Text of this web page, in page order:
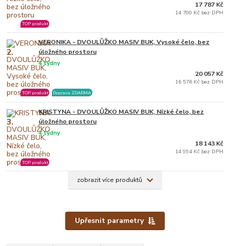
TOP produkt
17 787 Kč
14 700 Kč bez DPH
2.
VERONIKA - DVOULŮŽKO MASIV BUK, Vysoké čelo, bez
úložného prostoru
4 týdny
TOP produkt Doprava ZDARMA
20 057 Kč
16 576 Kč bez DPH
3.
KRISTYNA - DVOULŮŽKO MASIV BUK, Nízké čelo, bez
úložného prostoru
4 týdny
TOP produkt
18 143 Kč
14 994 Kč bez DPH
zobrazit více produktů
Upřesnit parametry